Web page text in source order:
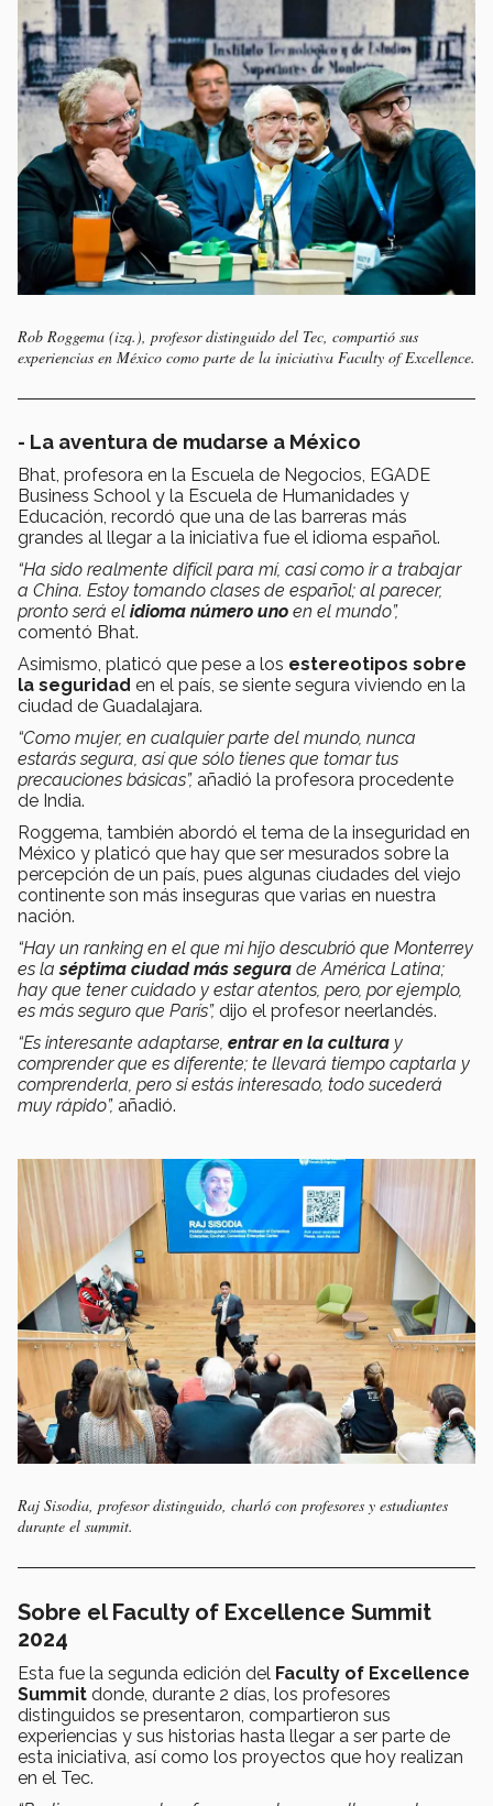
Rob Roggema (izq.), profesor distinguido del Tec, compartió sus
experiencias en México como parte de la iniciativa Faculty of Excellence.
- La aventura de mudarse a México
Bhat, profesora en la Escuela de Negocios, EGADE
Business School y la Escuela de Humanidades y
Educación, recordó que una de las barreras más
grandes al llegar a la iniciativa fue el idioma español.
“Ha sido realmente difícil para mí, casi como ir a trabajar
a China. Estoy tomando clases de español; al parecer,
pronto será el idioma número uno en el mundo”,
comentó Bhat.
Asimismo, platicó que pese a los estereotipos sobre
la seguridad en el país, se siente segura viviendo en la
ciudad de Guadalajara.
“Como mujer, en cualquier parte del mundo, nunca
estarás segura, así que sólo tienes que tomar tus
precauciones básicas”, añadió la profesora procedente
de India.
Roggema, también abordó el tema de la inseguridad en
México y platicó que hay que ser mesurados sobre la
percepción de un país, pues algunas ciudades del viejo
continente son más inseguras que varias en nuestra
nación.
“Hay un ranking en el que mi hijo descubrió que Monterrey
es laséptima ciudad más segura de América Latina;
hay que tener cuidado y estar atentos, pero, por ejemplo,
es más seguro que París”, dijo el profesor neerlandés.
“Es interesante adaptarse, entrar en la cultura y
comprender que es diferente; te llevará tiempo captarla y
comprenderla, pero si estás interesado, todo sucederá
muy rápido”, añadió.
Raj Sisodia, profesor distinguido, charló con profesores y estudiantes
durante el summit.
Sobre el Faculty of Excellence Summit
2024
Esta fue la segunda edición del Faculty of Excellence
Summit donde, durante 2 días, los profesores
distinguidos se presentaron, compartieron sus
experiencias y sus historias hasta llegar a ser parte de
esta iniciativa, así como los proyectos que hoy realizan
en el Tec.